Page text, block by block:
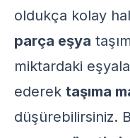
oldukça kolay
parça eşya
miktardaki
ederek taşıma
düşürebilirsiniz.